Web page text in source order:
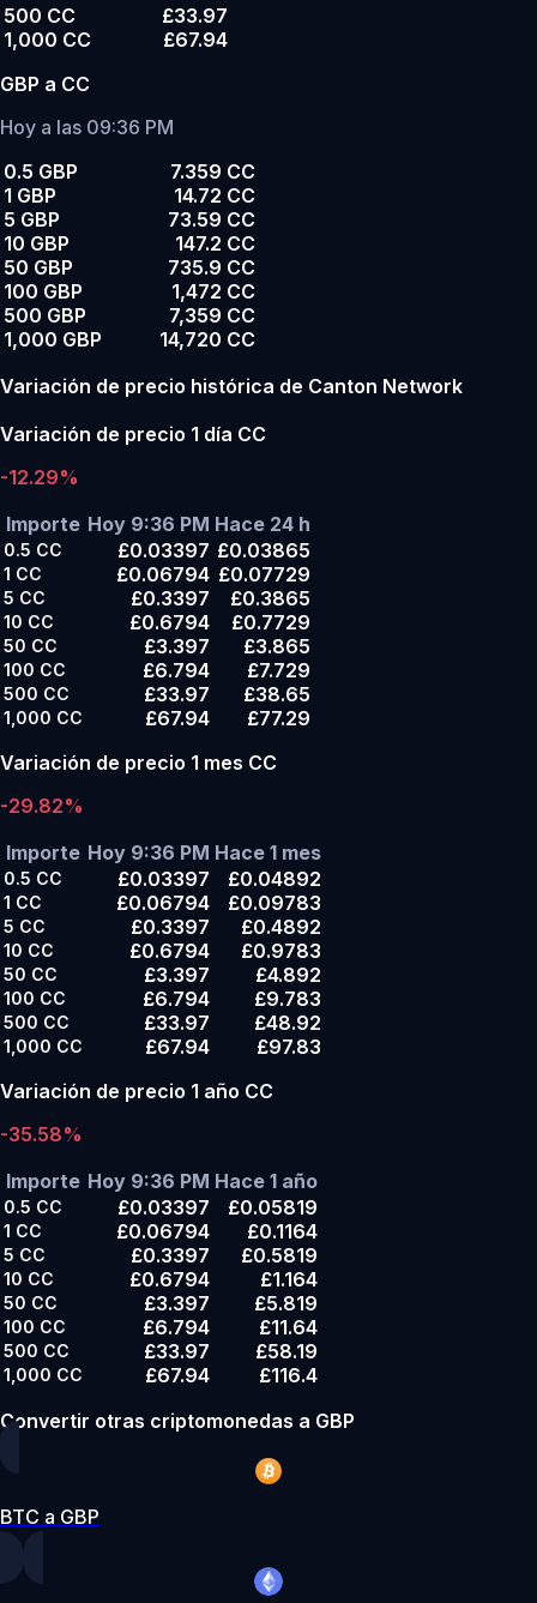
500 CC
£33.97
1,000 CC
£67.94
GBP a CC
Hoy a las 09:36 PM
0.5 GBP
7.359 CC
1 GBP
14.72 CC
5 GBP
73.59 CC
10 GBP
147.2 CC
50 GBP
735.9 CC
100 GBP
1,472 CC
500 GBP
7,359 CC
1,000 GBP
14,720 CC
Variación de precio histórica de Canton Network
Variación de precio 1 día CC
-12.29%
Importe Hoy 9:36 PM Hace 24 h
0.5 CC £0.03397 £0.03865
1 CC £0.06794 £0.07729
5 CC £0.3397 £0.3865
10 CC £0.6794 £0.7729
50 CC £3.397 £3.865
100 CC £6.794 £7.729
500 CC £33.97 £38.65
1,000 CC £67.94
£77.29
Variación de precio 1 mes CC
-29.82%
Importe Hoy 9:36 PM Hace 1 mes
0.5 CC £0.03397 £0.04892
1 CC £0.06794 £0.09783
5 CC £0.3397 £0.4892
10 CC £0.6794 £0.9783
50 CC £3.397 £4.892
100 CC £6.794 £9.783
500 CC £33.97 £48.92
1,000 CC £67.94
£97.83
Variación de precio 1 año CC
-35.58%
Importe Hoy 9:36 PM Hace 1 año
0.5 CC £0.03397 £0.05819
1 CC £0.06794 £0.1164
5 CC £0.3397 £0.5819
10 CC £0.6794 £1.164
50 CC £3.397 £5.819
100 CC £6.794 £11.64
500 CC £33.97 £58.19
1,000 CC £67.94
£116.4
Convertir otras criptomonedas a GBP
BTC a GBP